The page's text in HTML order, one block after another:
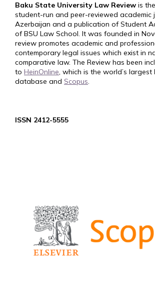
Baku State University Law Review is
student-run and peer-reviewed academic
Azerbaijan and a publication of Student
of BSU Law School. It was founded in
review promotes academic and
contemporary legal issues which exist in
comparative law. The Review has been
to HeinOnline, which is the world’s largest
database and Scopus.
ISSN 2412-5555